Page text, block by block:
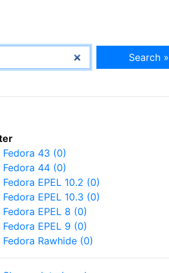
Search »
Fedora 43 (0)
Fedora 44 (0)
Fedora EPEL 10.2 (0)
Fedora EPEL 10.3 (0)
Fedora EPEL 8 (0)
Fedora EPEL 9 (0)
Fedora Rawhide (0)